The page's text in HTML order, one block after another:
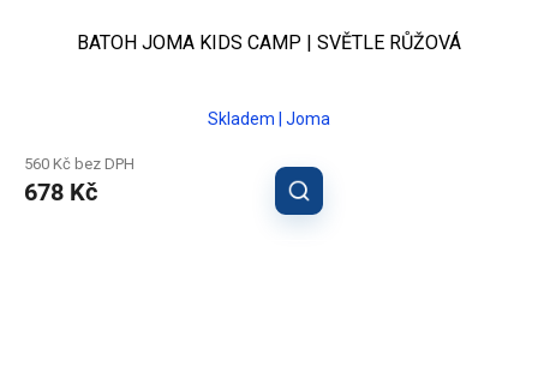
BATOH JOMA KIDS CAMP | SVĚTLE RŮŽOVÁ
Skladem | Joma
560 Kč bez DPH
678 Kč